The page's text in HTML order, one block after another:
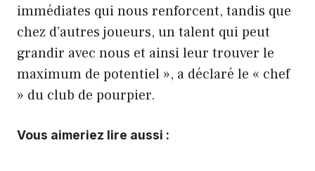
immédiates qui nous renforcent, tandis que
chez d’autres joueurs, un talent qui peut
grandir avec nous et ainsi leur trouver le
maximum de potentiel », a déclaré le « chef
» du club de pourpier.
Vous aimeriez lire aussi :